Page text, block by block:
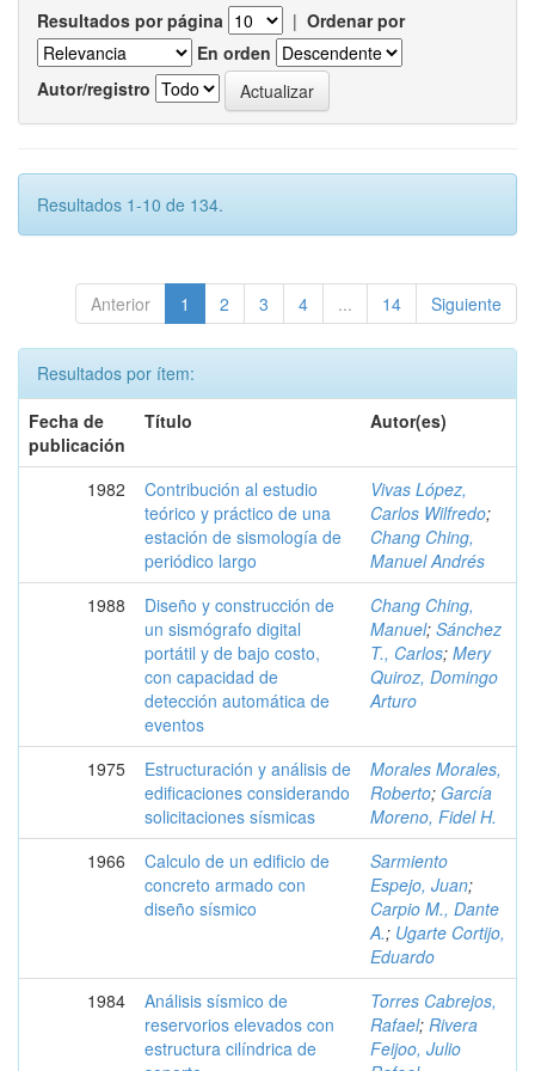
Resultados por página | Ordenar por
En orden
Autor/registro
Resultados 1-10 de 134.
Anterior 1 2 3 4 ... 14 Siguiente
Resultados por ítem:
Fecha de
publicación
Título Autor(es)
1982
Contribución al estudio
teórico y práctico de una
estación de sismología de
periódico largo
Vivas López,
Carlos Wilfredo;
Chang Ching,
Manuel Andrés
1988
Diseño y construcción de
un sismógrafo digital
portátil y de bajo costo,
con capacidad de
detección automática de
eventos
Chang Ching,
Manuel; Sánchez
T., Carlos; Mery
Quiroz, Domingo
Arturo
1975
Estructuración y análisis de
edificaciones considerando
solicitaciones sísmicas
Morales Morales,
Roberto; García
Moreno, Fidel H.
1966
Calculo de un edificio de
concreto armado con
diseño sísmico
Sarmiento
Espejo, Juan;
Carpio M., Dante
A.; Ugarte Cortijo,
Eduardo
1984
Análisis sísmico de
reservorios elevados con
estructura cilíndrica de
Torres Cabrejos,
Rafael; Rivera
Feijoo, Julio